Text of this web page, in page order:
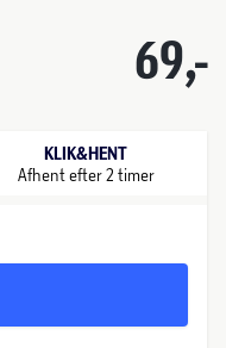
69,-
KLIK&HENT
Afhent efter 2 timer